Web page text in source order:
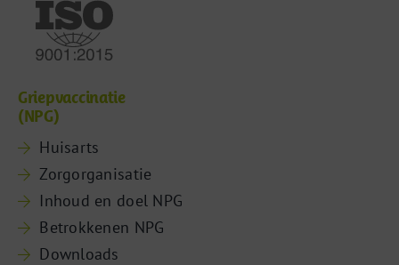
Griepvaccinatie
(NPG)
Huisarts
Zorgorganisatie
Inhoud en doel NPG
Betrokkenen NPG
Downloads